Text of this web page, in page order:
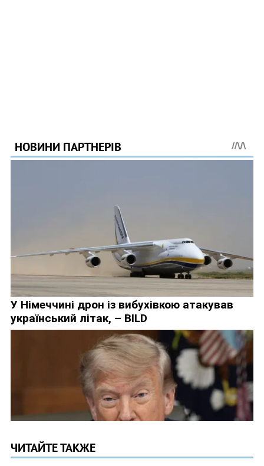
ЧИТАЙТЕ ТАКЖЕ